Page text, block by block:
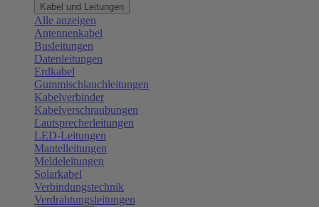
Kabel und Leitungen
Alle anzeigen
Antennenkabel
Busleitungen
Datenleitungen
Erdkabel
Gummischlauchleitungen
Kabelverbinder
Kabelverschraubungen
Lautsprecherleitungen
LED-Leitungen
Mantelleitungen
Meldeleitungen
Solarkabel
Verbindungstechnik
Verdrahtungsleitungen